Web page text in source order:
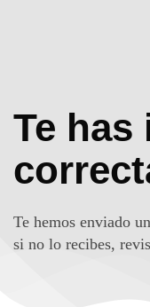
Te
Te hemos enviado
si no lo recibes,